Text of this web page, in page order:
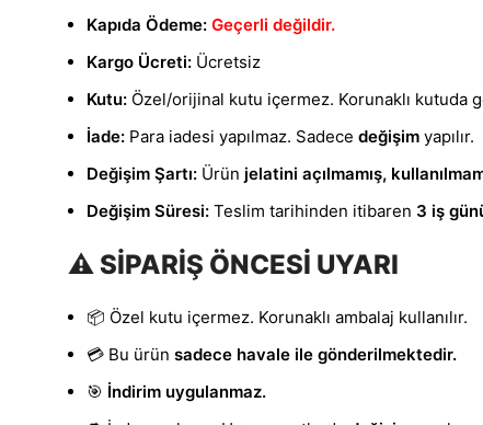
Kapıda Ödeme: Geçerli değildir.
Kargo Ücreti: Ücretsiz
Kutu: Özel/orijinal kutu içermez. Korunaklı kutuda
İade: Para iadesi yapılmaz. Sadece değişim yapılır.
Değişim Şartı: Ürün jelatini açılmamış,
Değişim Süresi: Teslim tarihinden itibaren 3 iş
⚠️ SİPARİŞ ÖNCESİ UYARI
📦 Özel kutu içermez. Korunaklı ambalaj kullanılır.
💳 Bu ürün sadece havale ile gönderilmektedir.
🎯 İndirim uygulanmaz.